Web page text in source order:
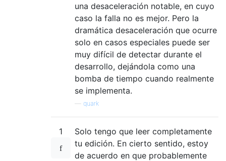
una desaceleración notable, en cuyo
caso la falla no es mejor. Pero la
dramática desaceleración que ocurre
solo en casos especiales puede ser
muy difícil de detectar durante el
desarrollo, dejándola como una
bomba de tiempo cuando realmente
se implementa.
quark
1
Solo tengo que leer completamente
tu edición. En cierto sentido, estoy
de acuerdo en que probablemente